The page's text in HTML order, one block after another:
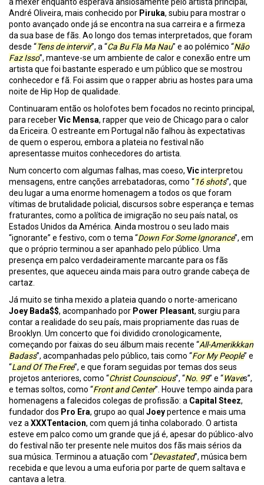
a mexer enquanto esperava ansiosamente pelo artista principal,
André Oliveira, mais conhecido por Piruka, subiu para mostrar o
ponto avançado onde já se encontra na sua carreira e a firmeza
da sua base de fãs. Ao longo dos temas interpretados, que foram
desde “Tens de intervir”, a “Ca Bu Fla Ma Nau” e ao polémico “Não
Faz Isso”, manteve-se um ambiente de calor e conexão entre um
artista que foi bastante esperado e um público que se mostrou
conhecedor e fã. Foi assim que o rapper abriu as hostes para uma
noite de Hip Hop de qualidade.
Continuaram então os holofotes bem focados no recinto principal,
para receberVic Mensa, rapper que veio de Chicago para o calor
da Ericeira. O estreante em Portugal não falhou às expectativas
de quem o esperou, embora a plateia no festival não
apresentasse muitos conhecedores do artista.
Num concerto com algumas falhas, mas coeso, Vicinterpretou
mensagens, entre canções arrebatadoras, como “16 shots”, que
deu lugar a uma enorme homenagem a todos os que foram
vítimas de brutalidade policial, discursos sobre esperança e temas
fraturantes, como a política de imigração no seu país natal, os
Estados Unidos da América. Ainda mostrou o seu lado mais
“ignorante” e festivo, com o tema “Down For Some Ignorance”, em
que o próprio terminou a ser apanhado pelo público. Uma
presença em palco verdadeiramente marcante para os fãs
presentes, que aqueceu ainda mais para outro grande cabeça de
cartaz.
Já muito se tinha mexido a plateia quando o norte-americano
Joey Bada$$, acompanhado por Power Pleasant, surgiu para
contar a realidade do seu país, mais propriamente das ruas de
Brooklyn. Um concerto que foi dividido cronologicamente,
começando por faixas do seu álbum mais recente “All-Amerikkkan
Badass”, acompanhadas pelo público, tais como “For My People” e
“Land Of The Free”, e que foram seguidas por temas dos seus
projetos anteriores, como “Christ Counscious”, “No. 99” e “Waves”,
e temas soltos, como “Front and Center”. Houve tempo ainda para
homenagens a falecidos colegas de profissão: a Capital Steez,
fundador dos Pro Era, grupo ao qual Joeypertence e mais uma
vez aXXXTentacion, com quem já tinha colaborado. O artista
esteve em palco como um grande que já é, apesar do público-alvo
do festival não ter presente nele muitos dos fãs mais sérios da
sua música. Terminou a atuação com “Devastated”, música bem
recebida e que levou a uma euforia por parte de quem saltava e
cantava a letra.